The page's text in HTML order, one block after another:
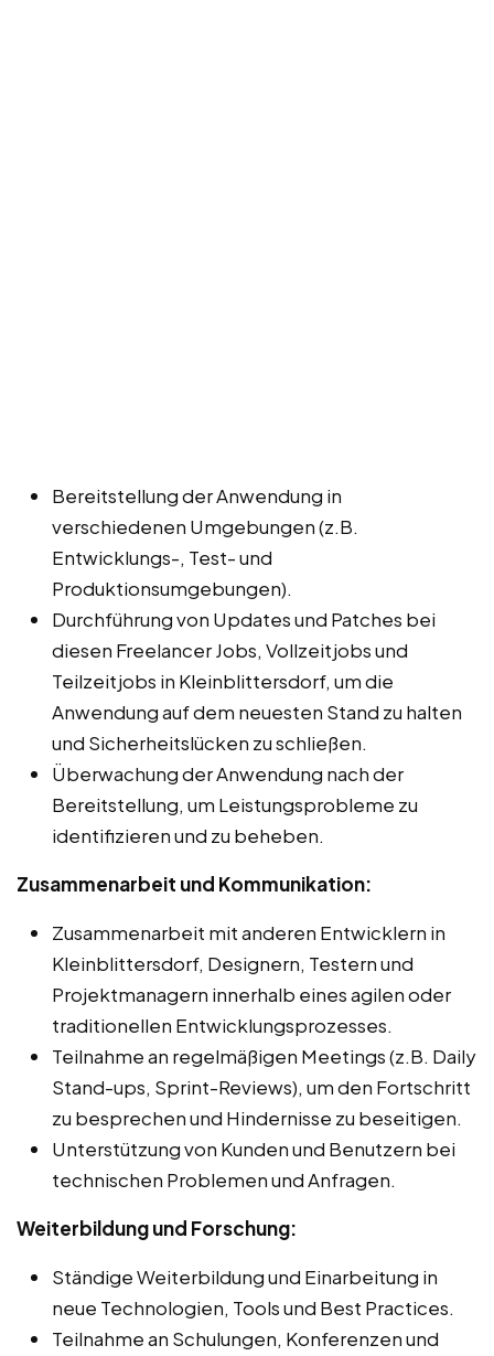
Bereitstellung der Anwendung in
verschiedenen Umgebungen (z.B.
Entwicklungs-, Test- und
Produktionsumgebungen).
Durchführung von Updates und Patches bei
diesen Freelancer Jobs, Vollzeitjobs und
Teilzeitjobs in Kleinblittersdorf, um die
Anwendung auf dem neuesten Stand zu halten
und Sicherheitslücken zu schließen.
Überwachung der Anwendung nach der
Bereitstellung, um Leistungsprobleme zu
identifizieren und zu beheben.
Zusammenarbeit und Kommunikation:
Zusammenarbeit mit anderen Entwicklern in
Kleinblittersdorf, Designern, Testern und
Projektmanagern innerhalb eines agilen oder
traditionellen Entwicklungsprozesses.
Teilnahme an regelmäßigen Meetings (z.B. Daily
Stand-ups, Sprint-Reviews), um den Fortschritt
zu besprechen und Hindernisse zu beseitigen.
Unterstützung von Kunden und Benutzern bei
technischen Problemen und Anfragen.
Weiterbildung und Forschung:
Ständige Weiterbildung und Einarbeitung in
neue Technologien, Tools und Best Practices.
Teilnahme an Schulungen, Konferenzen und